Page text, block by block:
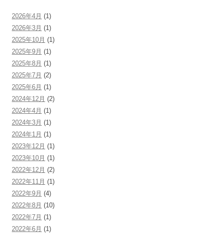
2026年4月 (1)
2026年3月 (1)
2025年10月 (1)
2025年9月 (1)
2025年8月 (1)
2025年7月 (2)
2025年6月 (1)
2024年12月 (2)
2024年4月 (1)
2024年3月 (1)
2024年1月 (1)
2023年12月 (1)
2023年10月 (1)
2022年12月 (2)
2022年11月 (1)
2022年9月 (4)
2022年8月 (10)
2022年7月 (1)
2022年6月 (1)